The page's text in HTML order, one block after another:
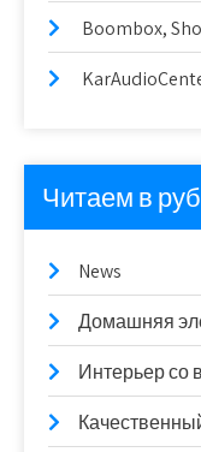
Boombox,
Читаем в
News
Домашняя
Интерьер со